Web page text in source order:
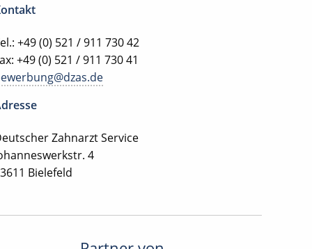
+49 (0) 521 / 911 730 42
+49 (0) 521 / 911 730 41
Zahnarzt Service
4
Bielefeld